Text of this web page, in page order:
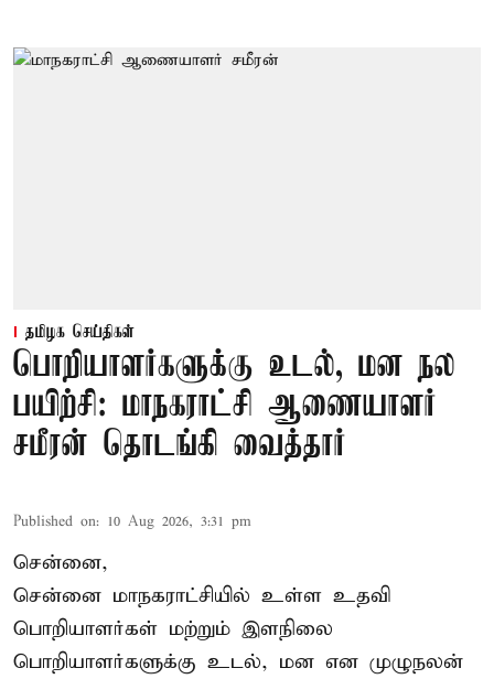
தமிழக செய்திகள்
பொறியாளர்களுக்கு உடல், மன நல
பயிற்சி: மாநகராட்சி ஆணையாளர்
சமீரன் தொடங்கி வைத்தார்
Published on: 10 Aug 2026, 3:31 pm
சென்னை,
சென்னை மாநகராட்சியில் உள்ள உதவி
பொறியாளர்கள் மற்றும் இளநிலை
பொறியாளர்களுக்கு உடல், மன என முழுநலன்